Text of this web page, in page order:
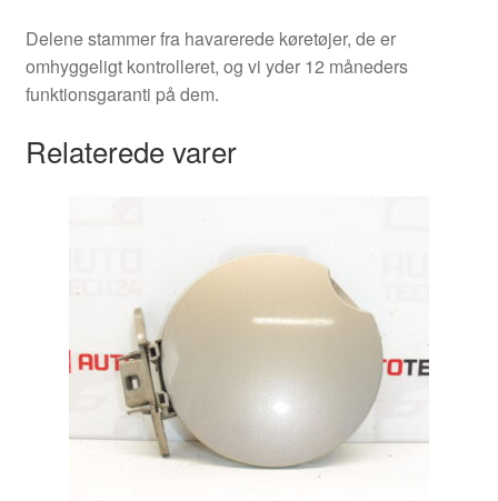
Delene stammer fra havarerede køretøjer, de er
omhyggeligt kontrolleret, og vi yder 12 måneders
funktionsgaranti på dem.
Relaterede varer